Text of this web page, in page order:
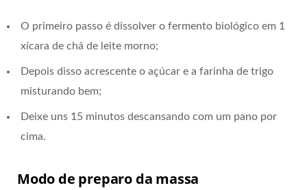
O primeiro passo é dissolver o fermento biológico em 1
xícara de chá de leite morno;
Depois disso acrescente o açúcar e a farinha de trigo
misturando bem;
Deixe uns 15 minutos descansando com um pano por
cima.
Modo de preparo da massa